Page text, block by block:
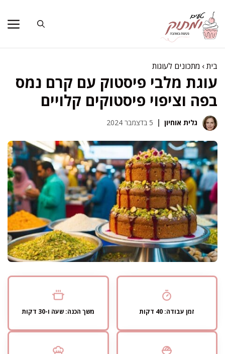
לתוכן
בית› מתכונים לעוגות
עוגת מלבי פיסטוק עם קרם נמס
בפה וציפוי פיסטוקים קלויים
גלית אוחיון 5 בדצמבר 2024
זמן עבודה: 40 דקות משך הכנה: שעה ו-30 דקות